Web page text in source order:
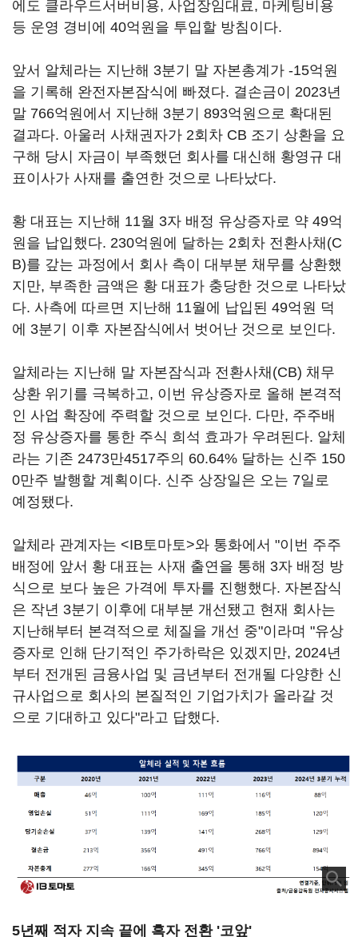
에도 클라우드서버비용, 사업장임대료, 마케팅비용
등 운영 경비에 40억원을 투입할 방침이다.
앞서 알체라는 지난해 3분기 말 자본총계가 -15억원
을 기록해 완전자본잠식에 빠졌다. 결손금이 2023년
말 766억원에서 지난해 3분기 893억원으로 확대된
결과다. 아울러 사채권자가 2회차 CB 조기 상환을 요
구해 당시 자금이 부족했던 회사를 대신해 황영규 대
표이사가 사재를 출연한 것으로 나타났다.
황 대표는 지난해 11월 3자 배정 유상증자로 약 49억
원을 납입했다. 230억원에 달하는 2회차 전환사채(C
B)를 갚는 과정에서 회사 측이 대부분 채무를 상환했
지만, 부족한 금액은 황 대표가 충당한 것으로 나타났
다. 사측에 따르면 지난해 11월에 납입된 49억원 덕
에 3분기 이후 자본잠식에서 벗어난 것으로 보인다.
알체라는 지난해 말 자본잠식과 전환사채(CB) 채무
상환 위기를 극복하고, 이번 유상증자로 올해 본격적
인 사업 확장에 주력할 것으로 보인다. 다만, 주주배
정 유상증자를 통한 주식 희석 효과가 우려된다. 알체
라는 기존 2473만4517주의 60.64% 달하는 신주 150
0만주 발행할 계획이다. 신주 상장일은 오는 7일로
예정됐다.
알체라 관계자는 <IB토마토>와 통화에서 "이번 주주
배정에 앞서 황 대표는 사재 출연을 통해 3자 배정 방
식으로 보다 높은 가격에 투자를 진행했다. 자본잠식
은 작년 3분기 이후에 대부분 개선됐고 현재 회사는
지난해부터 본격적으로 체질을 개선 중"이라며 "유상
증자로 인해 단기적인 주가하락은 있겠지만, 2024년
부터 전개된 금융사업 및 금년부터 전개될 다양한 신
규사업으로 회사의 본질적인 기업가치가 올라갈 것
으로 기대하고 있다"라고 답했다.
5년째 적자 지속 끝에 흑자 전환 '코앞'